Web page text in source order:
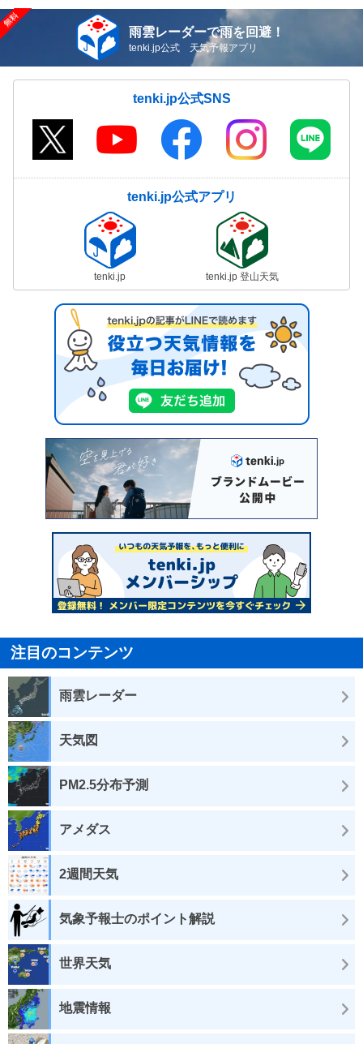
雨雲レーダーで雨を回避！
tenki.jp公式 天気予報アプリ
tenki.jp公式SNS
tenki.jp公式アプリ
tenki.jp tenki.jp 登山天気
注目のコンテンツ
雨雲レーダー
天気図
PM2.5分布予測
アメダス
2週間天気
気象予報士のポイント解説
世界天気
地震情報